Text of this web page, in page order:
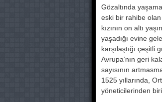
Gözaltında
eski bir rahi­be
kızının on altı
yaşadığı evi­ne
karşılaştığı çeşitli
Avru­pa’nın geri
sayısının
1525 yıllarında,
yöneticilerinden biri